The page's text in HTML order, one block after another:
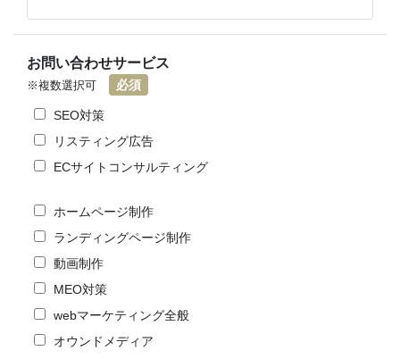
お問い合わせサービス
※複数選択可 必須
SEO対策
リスティング広告
ECサイトコンサルティング
ホームページ制作
ランディングページ制作
動画制作
MEO対策
webマーケティング全般
オウンドメディア